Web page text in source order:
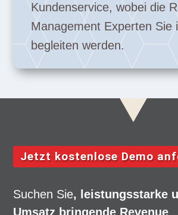
Kundenservice, wobei die
Management Experten Sie
begleiten werden.
Jetzt kostenlose Demo
Suchen Sie, leistungsstarke
Umsatz bringende Revenue